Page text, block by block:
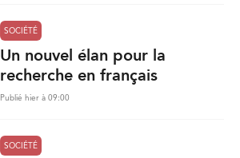
SOCIÉTÉ
Un nouvel élan pour la
recherche en français
Publié hier à 09:00
SOCIÉTÉ